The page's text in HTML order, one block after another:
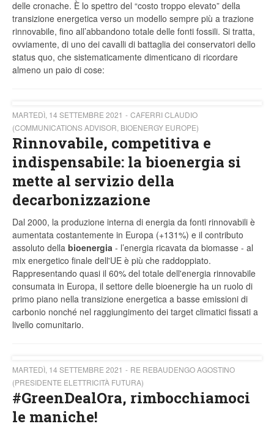
delle cronache. È lo spettro del “costo troppo elevato” della
transizione energetica verso un modello sempre più a trazione
rinnovabile, fino all’abbandono totale delle fonti fossili. Si tratta,
ovviamente, di uno dei cavalli di battaglia dei conservatori dello
status quo, che sistematicamente dimenticano di ricordare
almeno un paio di cose:
MARTEDÌ, 14 SETTEMBRE 2021
CAFERRI CLAUDIO
(COMMUNICATIONS ADVISOR, BIOENERGY EUROPE)
Rinnovabile, competitiva e
indispensabile: la bioenergia si
mette al servizio della
decarbonizzazione
Dal 2000, la produzione interna di energia da fonti rinnovabili è
aumentata costantemente in Europa (+131%) e il contributo
assoluto della bioenergia - l’energia ricavata da biomasse - al
mix energetico finale dell'UE è più che raddoppiato.
Rappresentando quasi il 60% del totale dell'energia rinnovabile
consumata in Europa, il settore delle bioenergie ha un ruolo di
primo piano nella transizione energetica a basse emissioni di
carbonio nonché nel raggiungimento dei target climatici fissati a
livello comunitario.
MARTEDÌ, 14 SETTEMBRE 2021
RE REBAUDENGO AGOSTINO
(PRESIDENTE ELETTRICITÀ FUTURA)
#GreenDealOra, rimbocchiamoci
le maniche!